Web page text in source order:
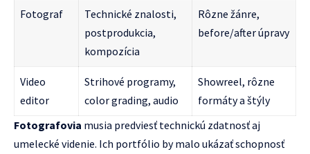
Fotograf
Technické znalosti,
postprodukcia,
kompozícia
Rôzne žánre,
before/after úpravy
Video
editor
Strihové programy,
color grading, audio
Showreel, rôzne
formáty a štýly
Fotografovia musia predviesť technickú zdatnosť aj
umelecké videnie. Ich portfólio by malo ukázať schopnosť